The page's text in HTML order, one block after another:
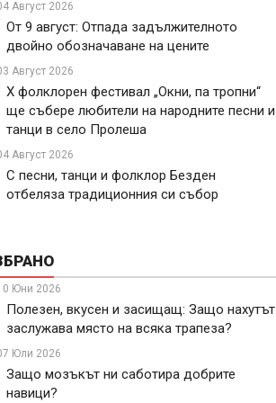
Август 2026
От 9 август: Отпада задължителното
двойно обозначаване на цените
Август 2026
X фолклорен фестивал „Окни, па тропни“
ще събере любители на народните песни и
танци в село Пролеша
Август 2026
С песни, танци и фолклор Безден
отбеляза традиционния си събор
Юни 2026
Полезен, вкусен и засищащ: Защо нахутът
заслужава място на всяка трапеза?
Юли 2026
Защо мозъкът ни саботира добрите
навици?